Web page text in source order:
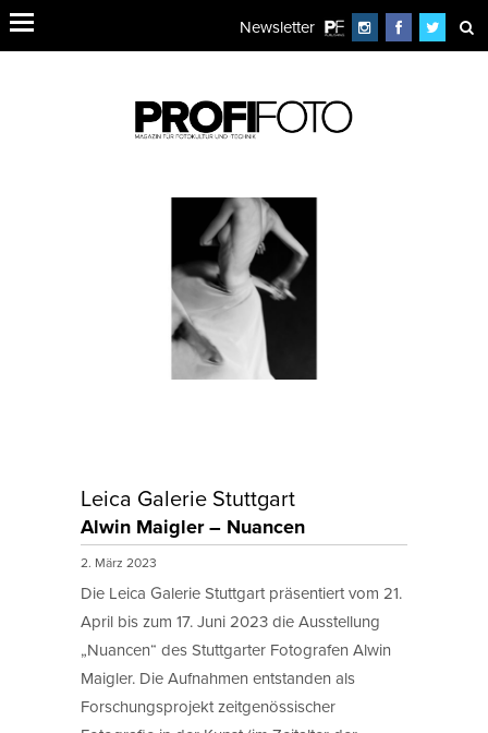
Newsletter
Leica Galerie Stuttgart
Alwin Maigler – Nuancen
2. März 2023
Die Leica Galerie Stuttgart präsentiert vom 21.
April bis zum 17. Juni 2023 die Ausstellung
„Nuancen“ des Stuttgarter Fotografen Alwin
Maigler. Die Aufnahmen entstanden als
Forschungsprojekt zeitgenössischer